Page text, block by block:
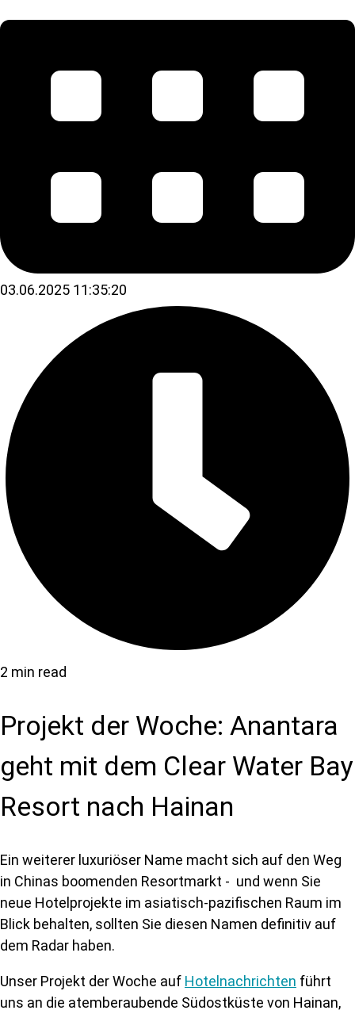
03.06.2025 11:35:20
2 min read
Projekt der Woche: Anantara
geht mit dem Clear Water Bay
Resort nach Hainan
Ein weiterer luxuriöser Name macht sich auf den Weg
in Chinas boomenden Resortmarkt - und wenn Sie
neue Hotelprojekte im asiatisch-pazifischen Raum im
Blick behalten, sollten Sie diesen Namen definitiv auf
dem Radar haben.
Unser Projekt der Woche auf Hotelnachrichten führt
uns an die atemberaubende Südostküste von Hainan,